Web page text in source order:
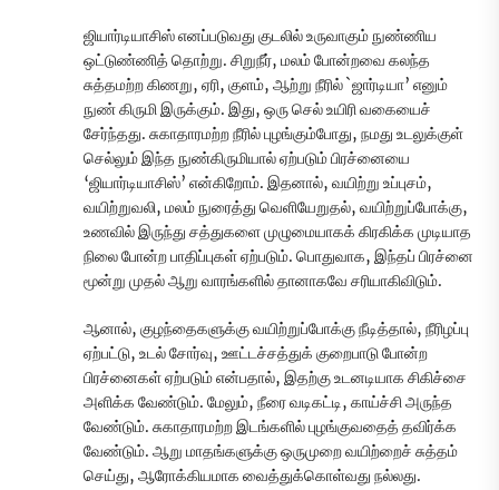
ஜியார்டியாசிஸ் எனப்படுவது குடலில் உருவாகும் நுண்ணிய
ஒட்டுண்ணித் தொற்று. சிறுநீர், மலம் போன்றவை கலந்த
சுத்தமற்ற கிணறு, ஏரி, குளம், ஆற்று நீரில் `ஜார்டியா’ எனும்
நுண் கிருமி இருக்கும். இது, ஒரு செல் உயிரி வகையைச்
சேர்ந்தது. சுகாதாரமற்ற நீரில் புழங்கும்போது, நமது உடலுக்குள்
செல்லும் இந்த நுண்கிருமியால் ஏற்படும் பிரச்னையை
‘ஜியார்டியாசிஸ்’ என்கிறோம். இதனால், வயிற்று உப்புசம்,
வயிற்றுவலி, மலம் நுரைத்து வெளியேறுதல், வயிற்றுப்போக்கு,
உணவில் இருந்து சத்துகளை முழுமையாகக் கிரகிக்க முடியாத
நிலை போன்ற பாதிப்புகள் ஏற்படும். பொதுவாக, இந்தப் பிரச்னை
மூன்று முதல் ஆறு வாரங்களில் தானாகவே சரியாகிவிடும்.
ஆனால், குழந்தைகளுக்கு வயிற்றுப்போக்கு நீடித்தால், நீரிழப்பு
ஏற்பட்டு, உடல் சோர்வு, ஊட்டச்சத்துக் குறைபாடு போன்ற
பிரச்னைகள் ஏற்படும் என்பதால், இதற்கு உடனடியாக சிகிச்சை
அளிக்க வேண்டும். மேலும், நீரை வடிகட்டி, காய்ச்சி அருந்த
வேண்டும். சுகாதாரமற்ற இடங்களில் புழங்குவதைத் தவிர்க்க
வேண்டும். ஆறு மாதங்களுக்கு ஒருமுறை வயிற்றைச் சுத்தம்
செய்து, ஆரோக்கியமாக வைத்துக்கொள்வது நல்லது.